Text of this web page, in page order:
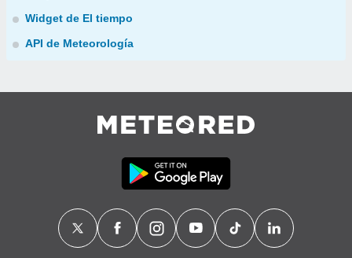
Widget de El tiempo
API de Meteorología